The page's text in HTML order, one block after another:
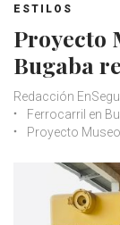
ESTILOS
Proyecto
Bugaba
Redacción
Ferrocarril en
Proyecto